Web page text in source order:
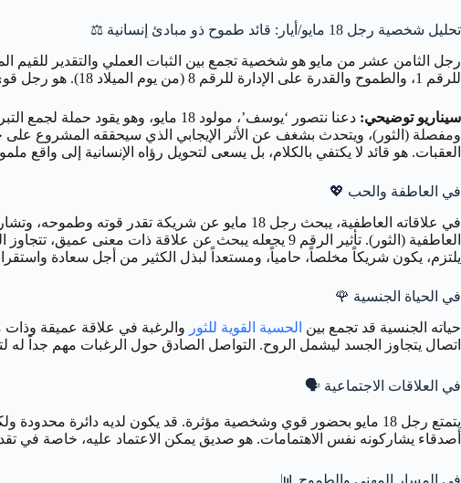
تحليل شخصية رجل 18 مايو/أيار: قائد طموح ذو مبادئ إنسانية ⚖️
رجل الثامن عشر من مايو هو شخصية تجمع بين الثبات العملي والتقدير للقيم
للرقم 1، والطموح والقدرة على الإدارة للرقم 8 (من يوم الميلاد 18). هو رجل قوي، طموح، ويسعى لترك بصمة إيجابية في العالم من خلال إنجازاته وقيمه.
سيناريو توضيحي:
العقبات. هو قائد لا يكتفي بالكلام، بل يسعى لتحويل رؤاه الإنسانية إلى واقع
في العاطفة والحب 💖
في علاقاته العاطفية، يبحث رجل 18 مايو عن شريكة
يلتزم، يكون شريكاً مخلصاً، حامياً، ومستعداً لبذل الكثير من أجل سعادة
في الحياة الجنسية 🌹
حياته الجنسية قد تجمع بين الحسية القوية للثور
اتصال يتجاوز الجسد ليشمل الروح. التواصل الصادق حول الرغبات مهم جداً له
في العلاقات الاجتماعية 🗣️
أصدقاء يشاركونه نفس الاهتمامات. هو صديق يمكن الاعتماد عليه، خاصة في